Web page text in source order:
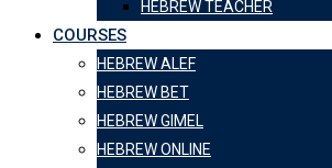
HEBREW TEACHER
COURSES
HEBREW ALEF
HEBREW BET
HEBREW GIMEL
HEBREW ONLINE